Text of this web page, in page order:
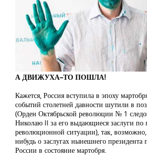
А ДВИЖУХА–ТО ПОШЛА!
Кажется, Россия вступила в эпоху
событий столетней давности шутили в
(Орден Октябрьской революции № 1
Николаю II за его выдающиеся заслуги по
революционной ситуации), так, возможно,
нибудь о заслугах нынешнего президента
России в состояние мартобря.